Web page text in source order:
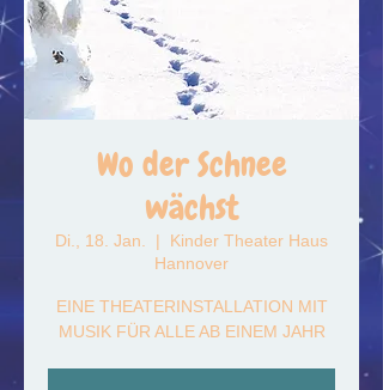
Wo der Schnee
wächst
Di., 18. Jan.
  |
Kinder Theater Haus
Hannover
EINE THEATERINSTALLATION MIT
MUSIK FÜR ALLE AB EINEM JAHR